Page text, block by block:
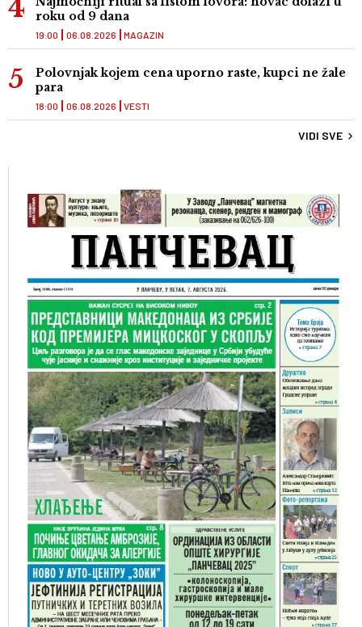
roku od 9 dana
MAGAZIN
19:00 06.08.2026
Polovnjak kojem cena uporno raste, kupci ne žale
para
VESTI
18:00 06.08.2026
VIDI SVE